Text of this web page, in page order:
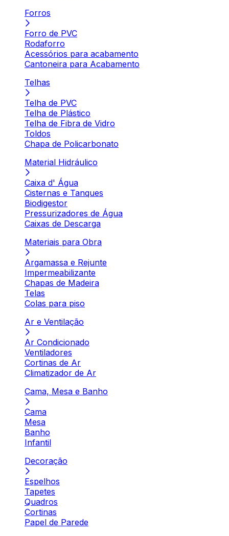
Forros
Forro de PVC
Rodaforro
Acessórios para acabamento
Cantoneira para Acabamento
Telhas
Telha de PVC
Telha de Plástico
Telha de Fibra de Vidro
Toldos
Chapa de Policarbonato
Material Hidráulico
Caixa d' Água
Cisternas e Tanques
Biodigestor
Pressurizadores de Água
Caixas de Descarga
Materiais para Obra
Argamassa e Rejunte
Impermeabilizante
Chapas de Madeira
Telas
Colas para piso
Ar e Ventilação
Ar Condicionado
Ventiladores
Cortinas de Ar
Climatizador de Ar
Cama, Mesa e Banho
Cama
Mesa
Banho
Infantil
Decoração
Espelhos
Tapetes
Quadros
Cortinas
Papel de Parede